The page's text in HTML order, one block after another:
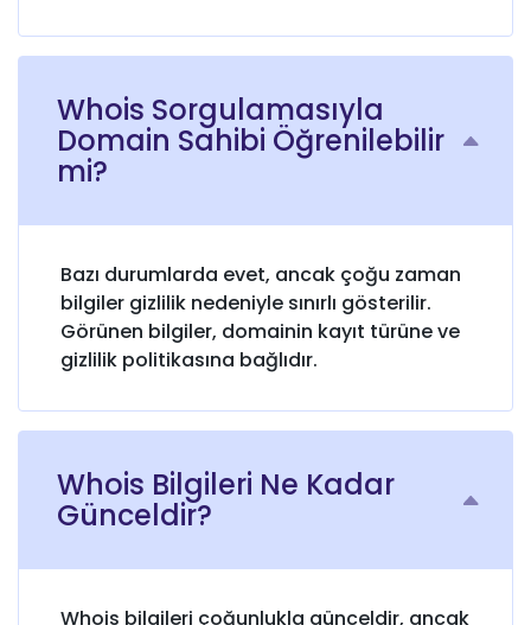
Whois Sorgulamasıyla
Domain Sahibi Öğrenilebilir
mi?
Bazı durumlarda evet, ancak çoğu zaman
bilgiler gizlilik nedeniyle sınırlı gösterilir.
Görünen bilgiler, domainin kayıt türüne ve
gizlilik politikasına bağlıdır.
Whois Bilgileri Ne Kadar
Günceldir?
Whois bilgileri çoğunlukla günceldir, ancak